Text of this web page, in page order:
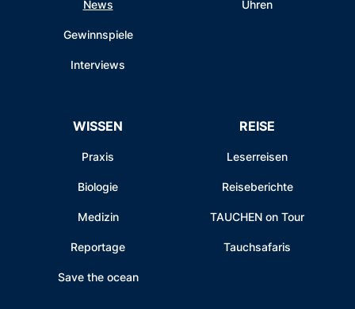
News
Gewinnspiele
Interviews
Uhren
WISSEN
Praxis
Biologie
Medizin
Reportage
Save the ocean
REISE
Leserreisen
Reiseberichte
TAUCHEN on Tour
Tauchsafaris